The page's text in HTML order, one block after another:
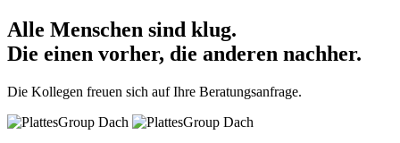
Alle Menschen sind klug.
Die einen vorher, die anderen nachher.
Die Kollegen freuen sich auf Ihre Beratungsanfrage.